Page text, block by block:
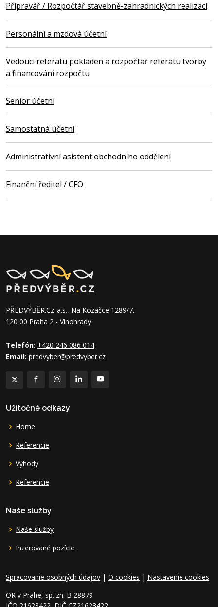
Přípravář / Rozpočtář stavebně-zahradnických realizací
Personální a mzdová účetní
Vedoucí referátu pokladen a rozpočtář referátu tvorby
a financování rozpočtu
Senior účetní
Samostatná účetní
Administrativní asistent obchodního oddělení
Finanční ředitel / CFO
PŘEDVÝBĚR.CZ a.s., Na Kozačce 1289/7,
120 00 Praha 2 - Vinohrady
Telefón: +420 246 086 014
Email: predvyber@predvyber.cz
Užitočné odkazy
Home
Referencie
Výhody
Referencie
Naše služby
Naše služby
Inzerované pozície
Spracovanie osobných údajov | O cookies | Nastavenie cookies
OR v Prahe, sp. zn. B 28879